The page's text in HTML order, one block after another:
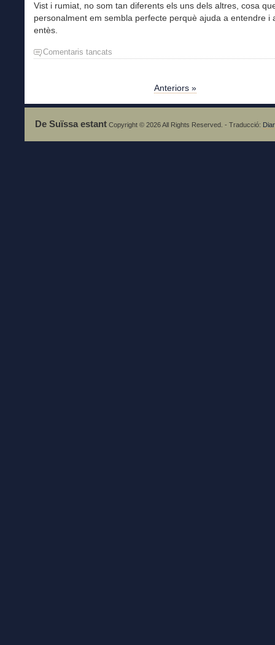
Vist i rumiat, no som tan diferents els uns dels altres, cosa
personalment em sembla perfecte perquè ajuda a entendre i
entès.
Comentaris tancats
Anteriors »
De Suïssa estant Copyright © 2026 All Rights Reserved. - Traducció: